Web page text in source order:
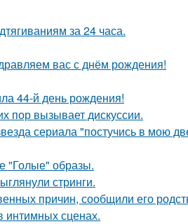
за 24 часа.
вас с днём рождения!
44-й день рождения!
пор вызывает дискуссии.
сериала "постучись в мою
"Голые" образы.
стринги.
причин, сообщили его
интимных сценах.